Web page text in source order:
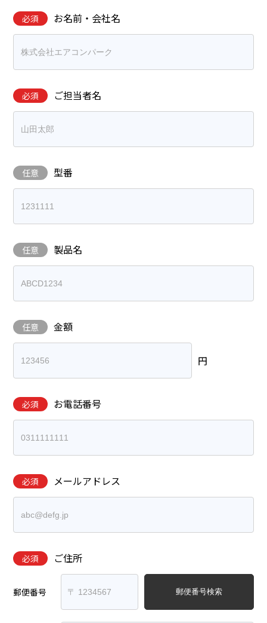
必須 お名前・会社名
必須 ご担当者名
任意 型番
任意 製品名
任意 金額
円
必須 お電話番号
必須 メールアドレス
必須 ご住所
郵便番号 郵便番号検索